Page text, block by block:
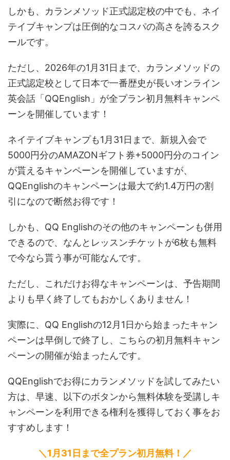
しかも、カランメソッド正式認定校の中でも、ネイ
テイブキャンプは圧倒的なコスパの高さを誇るスク
ールです。
ただし、2026年の1月31日まで、カランメソッドの
正式認定校として日本で一番歴史が長いオンライン
英会話「QQEnglish」が全プラン初月無料キャンペ
ーンを開催しています！
ネイテイブキャンプも1月31日まで、新規入会で
5000円分のAMAZONギフト券+5000円分のコイン
が貰えるキャンペーンを開催していますが、
QQEnglishのキャンペーンは最大で約1.4万円の割
引になので断然お得です！
しかも、QQ Englishのその他のキャンペーンも併用
できるので、なんとレッスンチケットが6枚も無料
で今なら貰う事が可能なんです。
ただし、これだけお得なキャンペーンは、予告期間
よりも早く終了してもおかしくありません！
実際に、QQ Englishの12月1日から始まったキャン
ペーンは早倒しで終了し、こちらの初月無料キャン
ペーンの開催が始まったんです。
QQEnglishでお得にカランメソッドを試してみたい
方は、早速、以下のボタンから無料体験を受講しキ
ャンペーンを利用できる権利を獲得しておく事をお
すすめします！
＼1月31日まで全プラン初月無料！／